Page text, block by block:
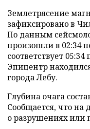
Землетрясение
зафиксировано в
По данным
произошли в 02:34
соответствует
Эпицентр
города Лебу.
Глубина очага
Сообщается, что
о разрушениях или